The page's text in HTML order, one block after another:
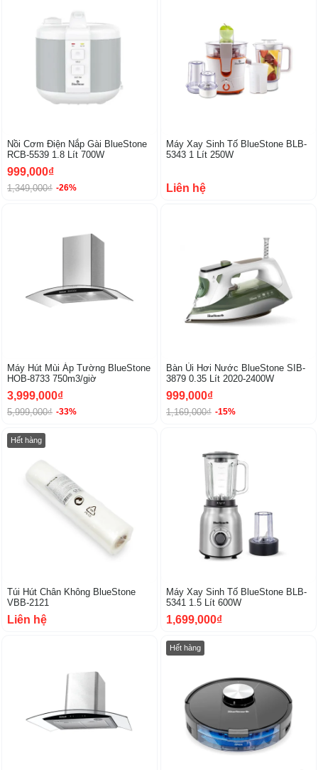
Nồi Cơm Điện Nắp Gài BlueStone
RCB-5539 1.8 Lít 700W
999,000₫
1,349,000₫ -26%
Máy Xay Sinh Tố BlueStone BLB-
5343 1 Lít 250W
Liên hệ
Máy Hút Mùi Áp Tường BlueStone
HOB-8733 750m3/giờ
3,999,000₫
5,999,000₫ -33%
Bàn Ủi Hơi Nước BlueStone SIB-
3879 0.35 Lít 2020-2400W
999,000₫
1,169,000₫ -15%
Hết hàng
Túi Hút Chân Không BlueStone
VBB-2121
Liên hệ
Máy Xay Sinh Tố BlueStone BLB-
5341 1.5 Lít 600W
1,699,000₫
-53%
Hết hàng